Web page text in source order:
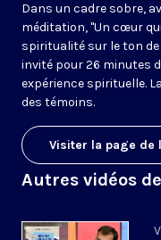
Dans un cadre sobre,
méditation, "Un cœur
spiritualité sur le ton de
invité pour 26 minutes
expérience spirituelle.
des témoins.
Visiter la page de
Autres vidéos